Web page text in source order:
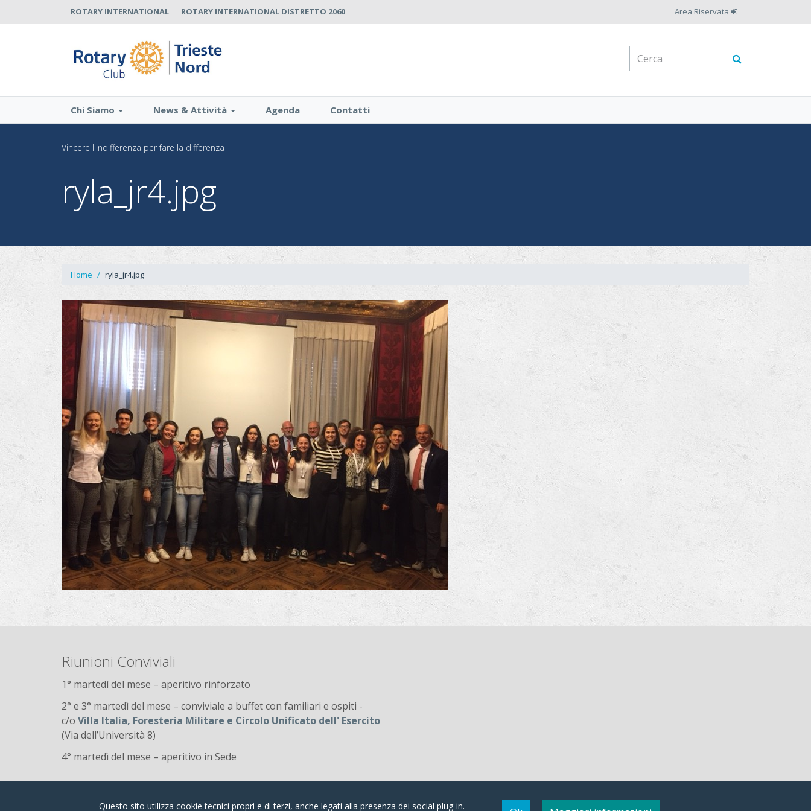
al
ROTARY INTERNATIONAL ROTARY INTERNATIONAL DISTRETTO 2060 Area Riservata
Form
ricerca
Chi Siamo News & Attività Agenda Contatti
Vincere l'indifferenza per fare la differenza
ryla_jr4.jpg
Home ryla_jr4.jpg
Riunioni Conviviali
1° martedì del mese – aperitivo rinforzato
2° e 3° martedì del mese – conviviale a buffet con familiari e ospiti -
c/o Villa Italia, Foresteria Militare e Circolo Unificato dell' Esercito
(Via dell’Università 8)
4° martedì del mese – aperitivo in Sede
Questo sito utilizza cookie tecnici propri e di terzi, anche legati alla presenza dei social plug-in.